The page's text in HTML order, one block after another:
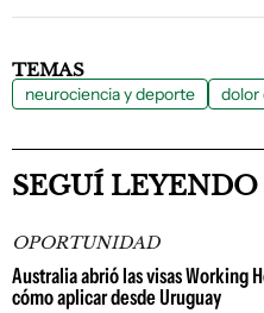
TEMAS
neurociencia y deporte dolor
SEGUÍ LEYENDO
OPORTUNIDAD
Australia abrió las visas Working
cómo aplicar desde Uruguay